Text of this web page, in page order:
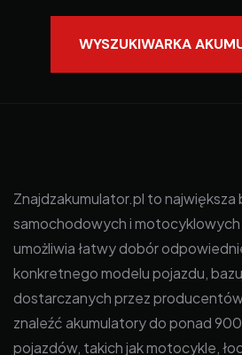
WYSZUKIWARKA
Znajdzakumulator.pl to
samochodowych i
umożliwia łatwy dobór
konkretnego modelu pojazdu,
dostarczanych przez
znaleźć akumulatory do ponad
pojazdów, takich jak motocykle,